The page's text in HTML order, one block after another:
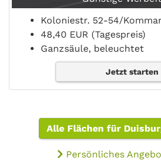
Koloniestr. 52-54/
48,40 EUR (Tagespreis)
Ganzsäule, beleuchtet
Jetzt starten
Alle Flächen für
Persönliches